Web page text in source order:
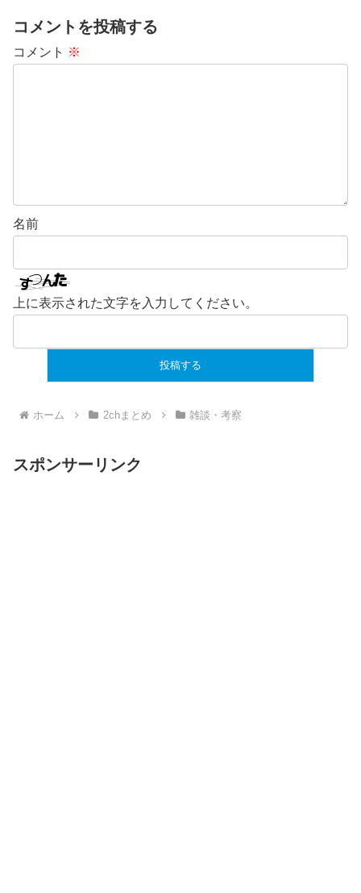
コメントを投稿する
コメント ※
名前
上に表示された文字を入力してください。
ホーム 2chまとめ 雑談・考察
スポンサーリンク